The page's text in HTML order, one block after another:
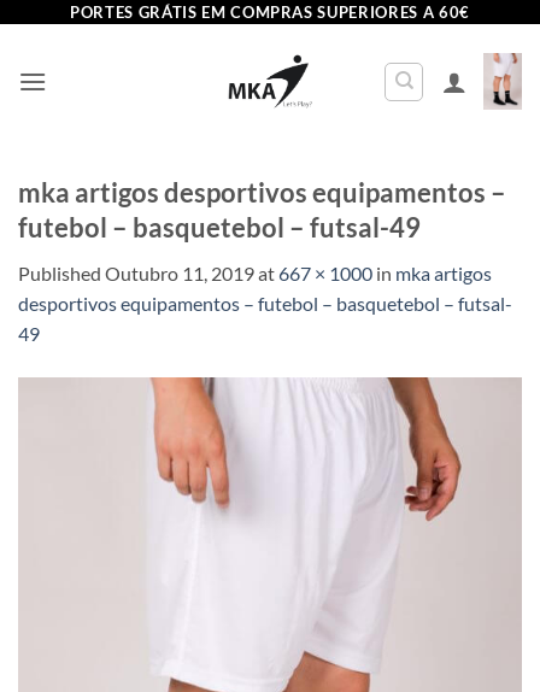
content
PORTES GRÁTIS EM COMPRAS SUPERIORES A 60€
mka artigos desportivos equipamentos –
futebol – basquetebol – futsal-49
Published Outubro 11, 2019at667 × 1000 in mka artigos
desportivos equipamentos – futebol – basquetebol – futsal-
49